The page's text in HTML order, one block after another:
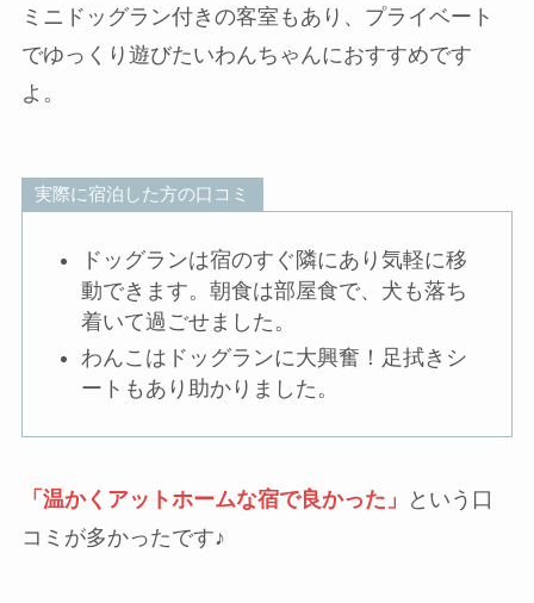
ミニドッグラン付きの客室もあり、プライベート
でゆっくり遊びたいわんちゃんにおすすめです
よ。
実際に宿泊した方の口コミ
ドッグランは宿のすぐ隣にあり気軽に移
動できます。朝食は部屋食で、犬も落ち
着いて過ごせました。
わんこはドッグランに大興奮！足拭きシ
ートもあり助かりました。
「温かくアットホームな宿で良かった」
という口
コミが多かったです♪